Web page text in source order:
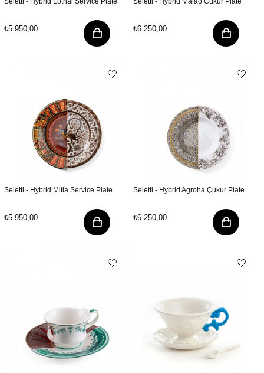
₺5.950,00 ₺6.250,00
Seletti - Hybrid Mitla Service Plate
₺5.950,00
Seletti - Hybrid Agroha Çukur Plate
₺6.250,00